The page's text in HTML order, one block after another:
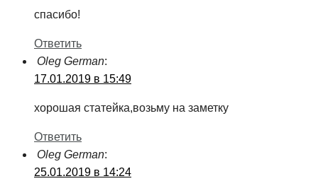
спасибо!
Ответить
Oleg German:
17.01.2019 в 15:49
хорошая статейка,возьму на заметку
Ответить
Oleg German:
25.01.2019 в 14:24